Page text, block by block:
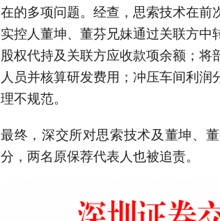
在的多项问题。经查，思索技术在
实控人董坤、董芬兄妹通过关联方中
股权代持及关联方应收款项余额；
人员并核算研发费用；冲压车间利
理不规范。
最终，深交所对思索技术及董坤、
分，两名原保荐代表人也被追责。